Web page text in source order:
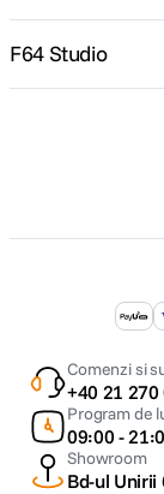
F64 Studio
Comenzi si
+40 21 270
Program de
09:00 -
Showroom
Bd-ul Unirii